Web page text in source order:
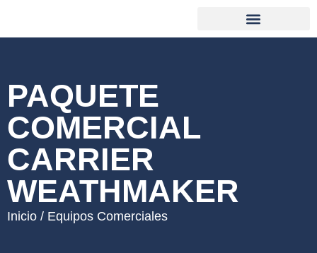
PAQUETE
COMERCIAL
CARRIER
WEATHMAKER
Inicio / Equipos Comerciales